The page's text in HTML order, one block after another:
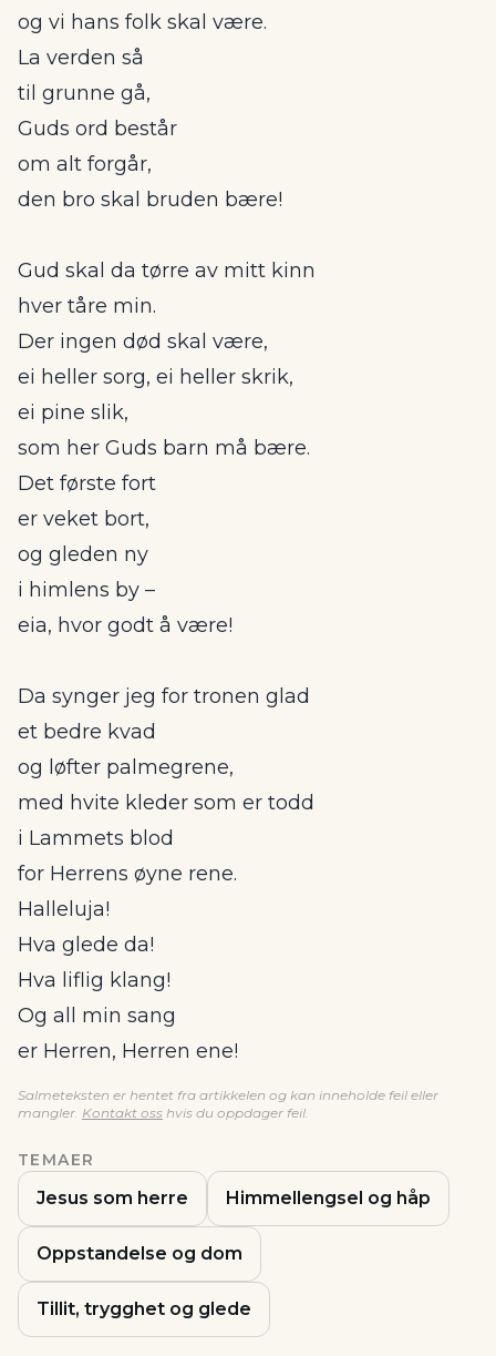
og vi hans folk skal være.
La verden så
til grunne gå,
Guds ord består
om alt forgår,
den bro skal bruden bære!
Gud skal da tørre av mitt kinn
hver tåre min.
Der ingen død skal være,
ei heller sorg, ei heller skrik,
ei pine slik,
som her Guds barn må bære.
Det første fort
er veket bort,
og gleden ny
i himlens by –
eia, hvor godt å være!
Da synger jeg for tronen glad
et bedre kvad
og løfter palmegrene,
med hvite kleder som er todd
i Lammets blod
for Herrens øyne rene.
Halleluja!
Hva glede da!
Hva liflig klang!
Og all min sang
er Herren, Herren ene!
Salmeteksten er hentet fra artikkelen og kan inneholde feil eller
mangler. Kontakt oss hvis du oppdager feil.
TEMAER
Jesus som herre Himmellengsel og håp
Oppstandelse og dom
Tillit, trygghet og glede